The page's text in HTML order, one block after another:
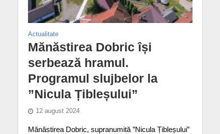
Actualitate
Mănăstirea Dobric își
serbează hramul.
Programul slujbelor la
”Nicula Țibleșului”
12 august 2024
Mănăstirea Dobric, supranumită ”Nicula Țibleșului”